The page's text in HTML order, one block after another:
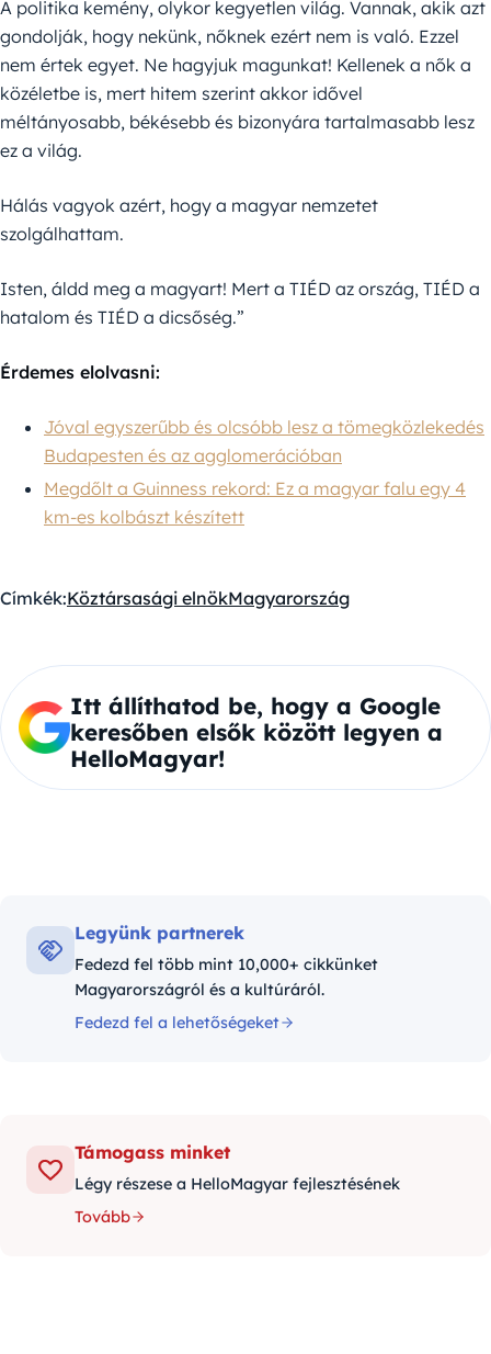
A politika kemény, olykor kegyetlen világ. Vannak, akik azt
gondolják, hogy nekünk, nőknek ezért nem is való. Ezzel
nem értek egyet. Ne hagyjuk magunkat! Kellenek a nők a
közéletbe is, mert hitem szerint akkor idővel
méltányosabb, békésebb és bizonyára tartalmasabb lesz
ez a világ.
Hálás vagyok azért, hogy a magyar nemzetet
szolgálhattam.
Isten, áldd meg a magyart! Mert a TIÉD az ország, TIÉD a
hatalom és TIÉD a dicsőség.”
Érdemes elolvasni:
Jóval egyszerűbb és olcsóbb lesz a tömegközlekedés
Budapesten és az agglomerációban
Megdőlt a Guinness rekord: Ez a magyar falu egy 4
km-es kolbászt készített
Címkék:Köztársasági elnökMagyarország
Itt állíthatod be, hogy a Google
keresőben elsők között legyen a
HelloMagyar!
Legyünk partnerek
Fedezd fel több mint 10,000+ cikkünket
Magyarországról és a kultúráról.
Fedezd fel a lehetőségeket
Támogass minket
Légy részese a HelloMagyar fejlesztésének
Tovább